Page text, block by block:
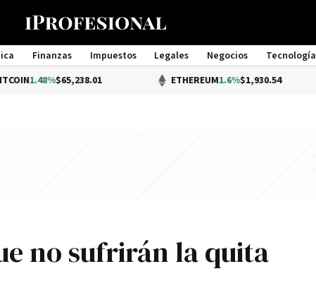
Finanzas Impuestos Legales Negocios Tecnología
Management
$65,238.01 ETHEREUM1.6%$1,930.54
no sufrirán la quita